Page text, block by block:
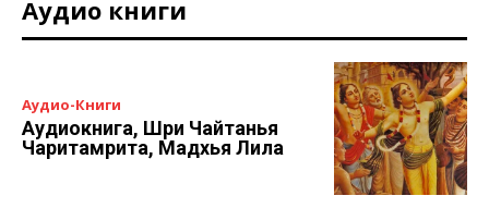
Аудио книги
Аудио-Книги
Аудиокнига, Шри Чайтанья
Чаритамрита, Мадхья Лила